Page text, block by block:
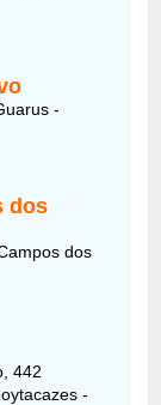
-
dos
dos
442
-